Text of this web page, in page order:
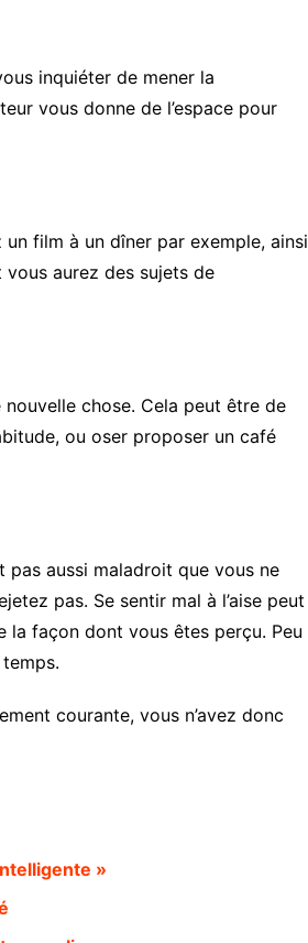
inquiéter de mener la
vous donne de l’espace pour
film à un dîner par exemple, ainsi
vous aurez des sujets de
nouvelle chose. Cela peut être de
ou oser proposer un café
pas aussi maladroit que vous ne
pas. Se sentir mal à l’aise peut
façon dont vous êtes perçu. Peu
courante, vous n’avez donc
»